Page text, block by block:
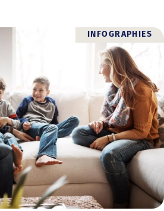
INFOGRAPHIES